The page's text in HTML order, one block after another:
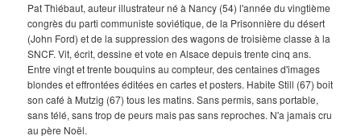
Pat Thiébaut, auteur illustrateur né à Nancy (54) l'année du vingtième
congrès du parti communiste soviétique, de la Prisonnière du désert
(John Ford) et de la suppression des wagons de troisième classe à la
SNCF. Vit, écrit, dessine et vote en Alsace depuis trente cinq ans.
Entre vingt et trente bouquins au compteur, des centaines d'images
blondes et effrontées éditées en cartes et posters. Habite Still (67) boit
son café à Mutzig (67) tous les matins. Sans permis, sans portable,
sans télé, sans trop de peurs mais pas sans reproches. N'a jamais cru
au père Noël.